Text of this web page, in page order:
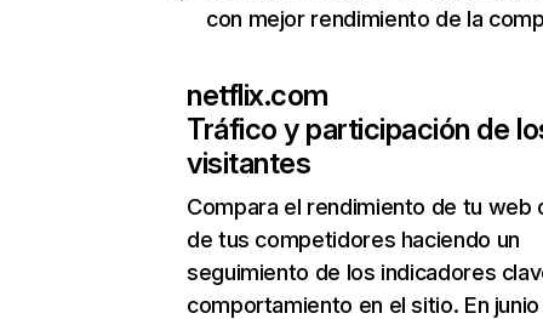
con mejor rendimiento de la
netflix.com
Tráfico y participación de
visitantes
Compara el rendimiento de tu web
de tus competidores haciendo un
seguimiento de los indicadores
comportamiento en el sitio. En junio